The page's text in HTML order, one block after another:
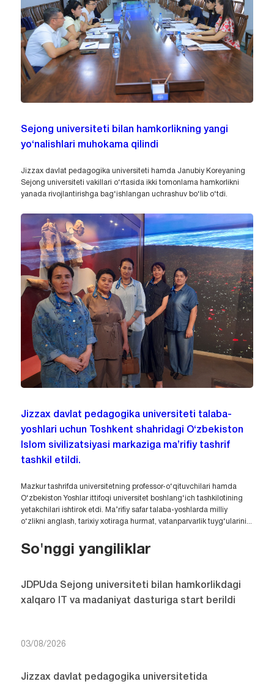
Sejong universiteti bilan hamkorlikning yangi
yo‘nalishlari muhokama qilindi
Jizzax davlat pedagogika universiteti hamda Janubiy Koreyaning
Sejong universiteti vakillari o‘rtasida ikki tomonlama hamkorlikni
yanada rivojlantirishga bag‘ishlangan uchrashuv bo‘lib o‘tdi.
Jizzax davlat pedagogika universiteti talaba-
yoshlari uchun Toshkent shahridagi O‘zbekiston
Islom sivilizatsiyasi markaziga ma’rifiy tashrif
tashkil etildi.
Mazkur tashrifda universitetning professor-o‘qituvchilari hamda
O‘zbekiston Yoshlar ittifoqi universitet boshlang‘ich tashkilotining
yetakchilari ishtirok etdi. Ma’rifiy safar talaba-yoshlarda milliy
o‘zlikni anglash, tarixiy xotiraga hurmat, vatanparvarlik tuyg‘ularini...
So'nggi yangiliklar
JDPUda Sejong universiteti bilan hamkorlikdagi
xalqaro IT va madaniyat dasturiga start berildi
03/08/2026
Jizzax davlat pedagogika universitetida